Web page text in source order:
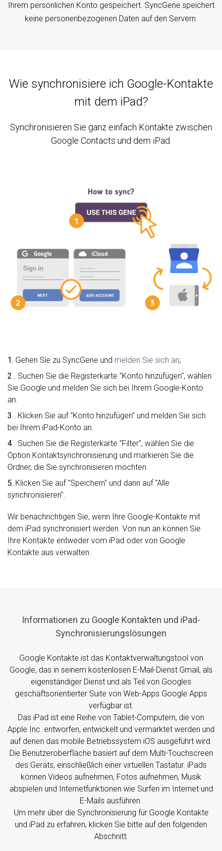
Ihrem persönlichen Konto gespeichert. SyncGene speichert
keine personenbezogenen Daten auf den Servern.
Wie synchronisiere ich Google-Kontakte
mit dem iPad?
Synchronisieren Sie ganz einfach Kontakte zwischen
Google Contacts und dem iPad.
1. Gehen Sie zu SyncGene und melden Sie sich an;
2 . Suchen Sie die Registerkarte "Konto hinzufügen", wählen
Sie Google und melden Sie sich bei Ihrem Google-Konto
an.
3 . Klicken Sie auf "Konto hinzufügen" und melden Sie sich
bei Ihrem iPad-Konto an.
4 . Suchen Sie die Registerkarte "Filter", wählen Sie die
Option Kontaktsynchronisierung und markieren Sie die
Ordner, die Sie synchronisieren möchten.
5. Klicken Sie auf "Speichern" und dann auf "Alle
synchronisieren".
Wir benachrichtigen Sie, wenn Ihre Google-Kontakte mit
dem iPad synchronisiert werden. Von nun an können Sie
Ihre Kontakte entweder vom iPad oder von Google
Kontakte aus verwalten.
Informationen zu Google Kontakten und iPad-
Synchronisierungslösungen
Google Kontakte ist das Kontaktverwaltungstool von
Google, das in seinem kostenlosen E-Mail-Dienst Gmail, als
eigenständiger Dienst und als Teil von Googles
geschäftsorientierter Suite von Web-Apps Google Apps
verfügbar ist.
Das iPad ist eine Reihe von Tablet-Computern, die von
Apple Inc. entworfen, entwickelt und vermarktet werden und
auf denen das mobile Betriebssystem iOS ausgeführt wird.
Die Benutzeroberfläche basiert auf dem Multi-Touchscreen
des Geräts, einschließlich einer virtuellen Tastatur. iPads
können Videos aufnehmen, Fotos aufnehmen, Musik
abspielen und Internetfunktionen wie Surfen im Internet und
E-Mails ausführen.
Um mehr über die Synchronisierung für Google Kontakte
und iPad zu erfahren, klicken Sie bitte auf den folgenden
Abschnitt.